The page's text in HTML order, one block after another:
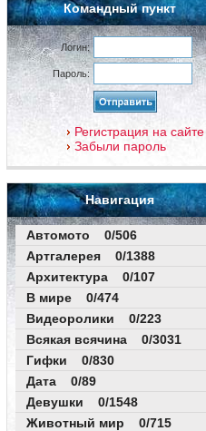
Командный пункт
Логин:
Пароль:
Регистрация на сайте
Забыли пароль
Навигация
Автомото 0/506
Артгалерея 0/1388
Архитектура 0/107
В мире 0/474
Видеоролики 0/223
Всякая всячина 0/3031
Гифки 0/830
Дата 0/89
Девушки 0/1548
Животный мир 0/715